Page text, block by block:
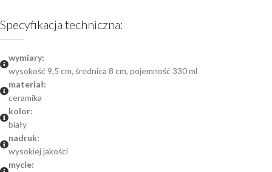
Specyfikacja techniczna:
wymiary:
wysokość 9,5 cm, średnica 8 cm, pojemność 330 ml
materiał:
ceramika
kolor:
biały
nadruk:
wysokiej jakości
mycie: